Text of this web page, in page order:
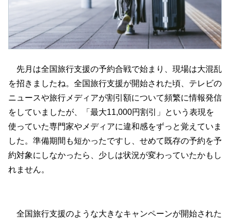
先月は全国旅行支援の予約合戦で始まり、現場は大混乱
を招きましたね。全国旅行支援が開始された頃、テレビの
ニュースや旅行メディアが割引額について頻繁に情報発信
をしていましたが、「最大11,000円割引」という表現を
使っていた専門家やメディアに違和感をずっと覚えていま
した。準備期間も短かったですし、せめて既存の予約を予
約対象にしなかったら、少しは状況が変わっていたかもし
れません。
全国旅行支援のような大きなキャンペーンが開始された